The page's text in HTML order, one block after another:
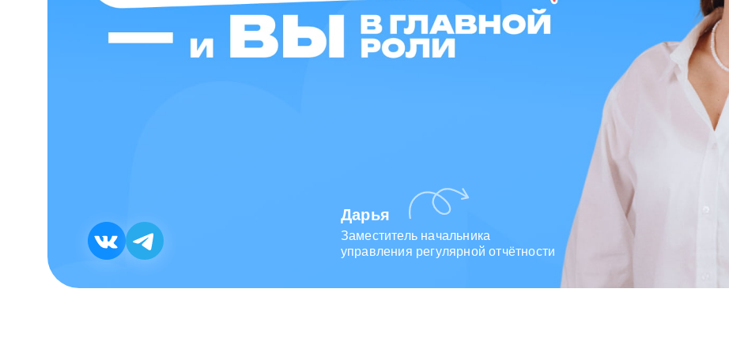
Дарья
Заместитель начальника
управления регулярной отчётности